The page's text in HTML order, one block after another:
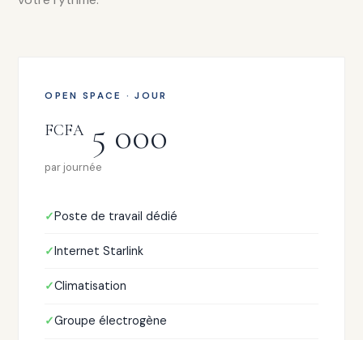
OPEN SPACE · JOUR
FCFA5 000
par journée
Poste de travail dédié
Internet Starlink
Climatisation
Groupe électrogène